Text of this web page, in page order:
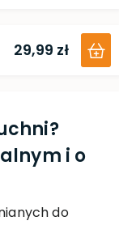
29,99 zł
i o
do